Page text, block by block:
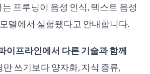
프루닝이 음성 인식, 텍스트 음성
델에서 실험됐다고 안내합니다.
이프라인에서 다른 기술과 함께
만 쓰기보다 양자화, 지식 증류,